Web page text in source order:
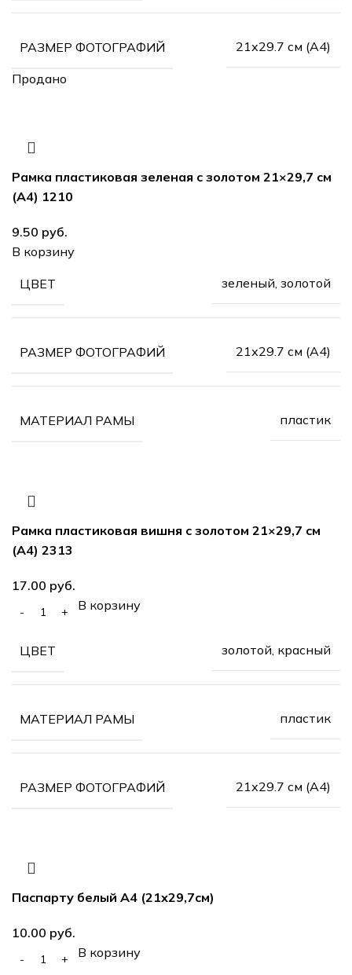
РАЗМЕР ФОТОГРАФИЙ 21х29.7 см (А4)
Продано
Рамка пластиковая зеленая с золотом 21×29,7 см
(А4) 1210
9.50 руб.
В корзину
ЦВЕТ зеленый, золотой
РАЗМЕР ФОТОГРАФИЙ 21х29.7 см (А4)
МАТЕРИАЛ РАМЫ пластик
Рамка пластиковая вишня с золотом 21×29,7 см
(А4) 2313
17.00 руб.
В корзину
ЦВЕТ золотой, красный
МАТЕРИАЛ РАМЫ пластик
РАЗМЕР ФОТОГРАФИЙ 21х29.7 см (А4)
Паспарту белый А4 (21х29,7см)
10.00 руб.
В корзину